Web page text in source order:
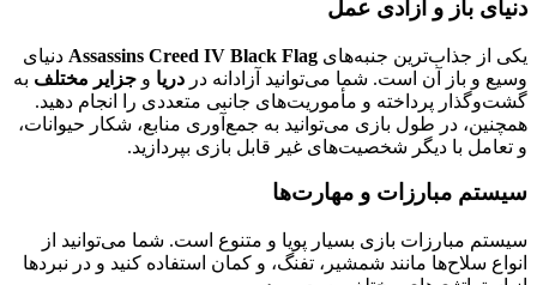
دنیای باز و آزادی عمل
یکی از جذاب‌ترین جنبه‌های Assassins Creed IV Black Flag دنیای
وسیع و باز آن است. شما می‌توانید آزادانه در دریا و جزایر مختلف به
گشت‌وگذار پرداخته و مأموریت‌های جانبی متعددی را انجام دهید.
همچنین، در طول بازی می‌توانید به جمع‌آوری منابع، شکار حیوانات،
و تعامل با دیگر شخصیت‌های غیر قابل بازی بپردازید.
سیستم مبارزات و مهارت‌ها
سیستم مبارزات بازی بسیار پویا و متنوع است. شما می‌توانید از
انواع سلاح‌ها مانند شمشیر، تفنگ، و کمان استفاده کنید و در نبردها